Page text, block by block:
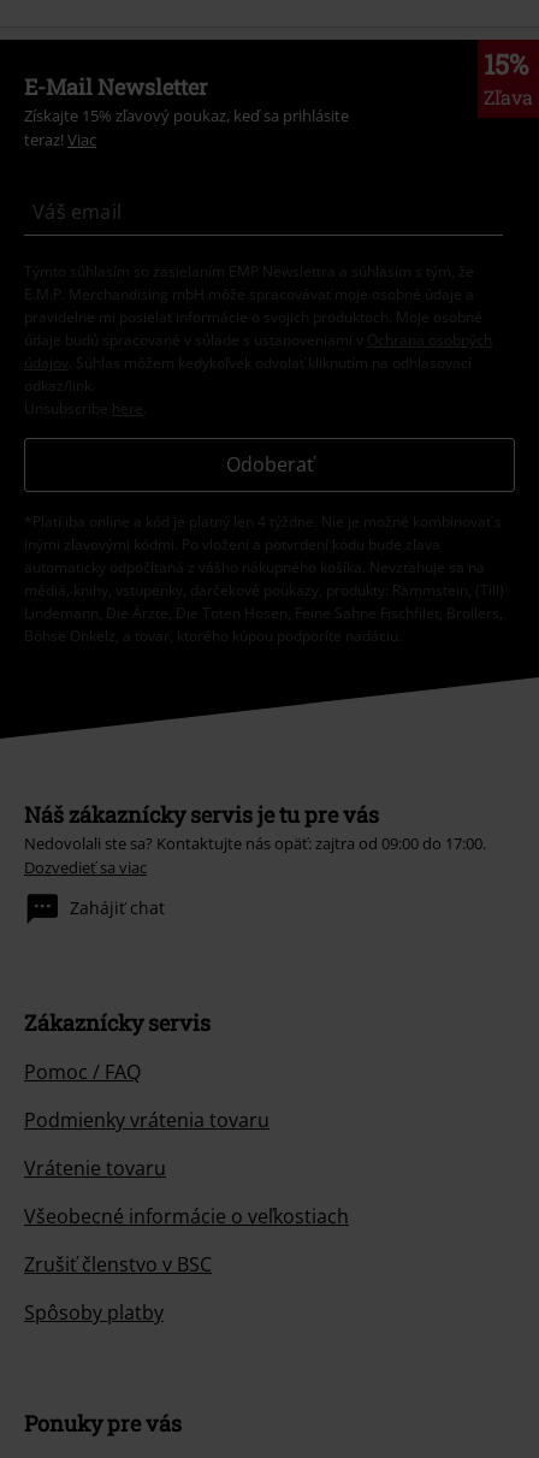
15%
Zľava
E-Mail Newsletter
Získajte 15% zľavový poukaz, keď sa prihlásite
teraz! Viac
Týmto súhlasím so zasielaním EMP Newslettra a súhlasím s tým, že
E.M.P. Merchandising mbH môže spracovávať moje osobné údaje a
pravidelne mi posielať informácie o svojich produktoch. Moje osobné
údaje budú spracované v súlade s ustanoveniami v
Ochrana osobných
údajov
. Súhlas môžem kedykoľvek odvolať kliknutím na odhlasovací
odkaz/link.
Unsubscribe here
Odoberať
*Platí iba online a kód je platný len 4 týždne. Nie je možné kombinovať s
inými zľavovými kódmi. Po vložení a potvrdení kódu bude zľava
automaticky odpočítaná z vášho nákupného košíka. Nevzťahuje sa na
médiá, knihy, vstupenky, darčekové poukazy, produkty: Rammstein, (Till)
Lindemann, Die Ärzte, Die Toten Hosen, Feine Sahne Fischfilet, Broilers,
Böhse Onkelz, a tovar, ktorého kúpou podporíte nadáciu.
Náš zákaznícky servis je tu pre vás
Nedovolali ste sa? Kontaktujte nás opäť: zajtra od 09:00 do 17:00.
Dozvedieť sa viac
Zahájiť chat
Zákaznícky servis
Pomoc / FAQ
Podmienky vrátenia tovaru
Vrátenie tovaru
Všeobecné informácie o veľkostiach
Zrušiť členstvo v BSC
Spôsoby platby
Ponuky pre vás